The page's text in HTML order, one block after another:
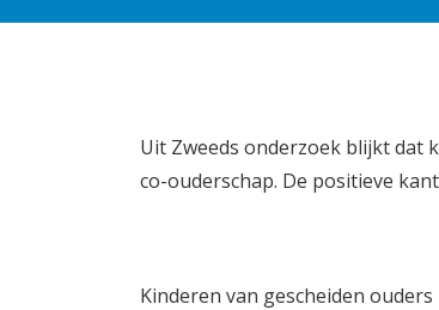
Uit Zweeds onderzoek blijkt dat
co-ouderschap. De positieve
Kinderen van gescheiden